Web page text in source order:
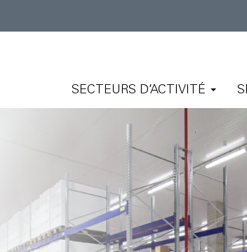
SECTEURS D’ACTIVITÉ